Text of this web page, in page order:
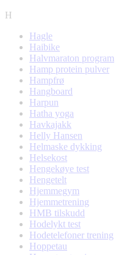
H
Hagle
Haibike
Halvmaraton program
Hamp protein pulver
Hampfrø
Hangboard
Harpun
Hatha yoga
Havkajakk
Helly Hansen
Helmaske dykking
Helsekost
Hengekøye test
Hengetelt
Hjemmegym
Hjemmetrening
HMB tilskudd
Hodelykt test
Hodetelefoner trening
Hoppetau